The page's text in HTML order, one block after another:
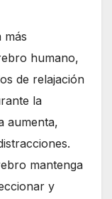
más
humano,
de relajación
la
aumenta,
mantenga
y